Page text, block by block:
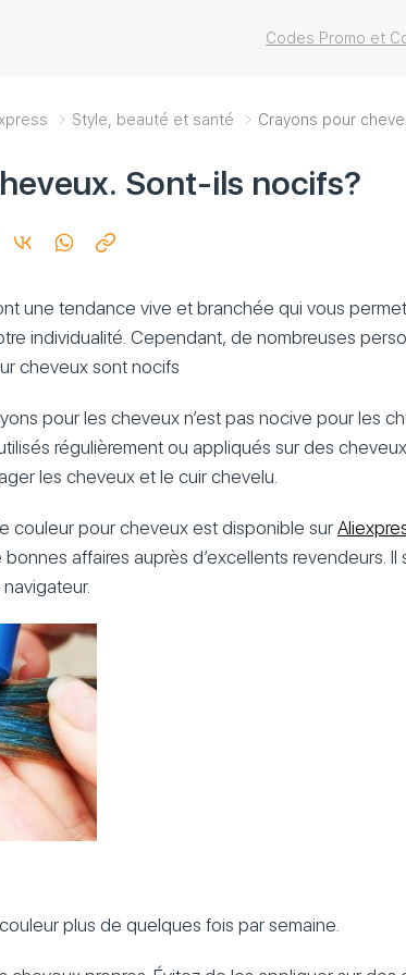
Codes Promo et
Style, beauté et santé Crayons pour
Sont-ils nocifs?
une tendance vive et branchée qui vous
individualité. Cependant, de nombreuses
cheveux sont nocifs
pour les cheveux n’est pas nocive pour les
régulièrement ou appliqués sur des
les cheveux et le cuir chevelu.
couleur pour cheveux est disponible sur
affaires auprès d’excellents revendeurs. Il
plus de quelques fois par semaine.